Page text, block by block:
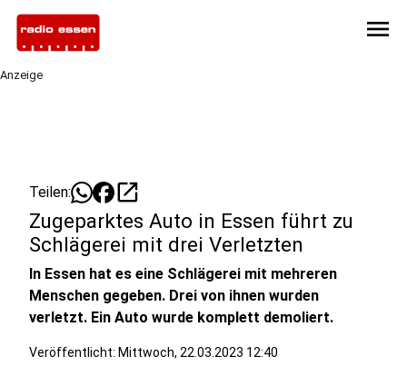
menu
Anzeige
Teilen: open_in_new
Zugeparktes Auto in Essen führt zu
Schlägerei mit drei Verletzten
In Essen hat es eine Schlägerei mit mehreren
Menschen gegeben. Drei von ihnen wurden
verletzt. Ein Auto wurde komplett demoliert.
Veröffentlicht: Mittwoch, 22.03.2023 12:40